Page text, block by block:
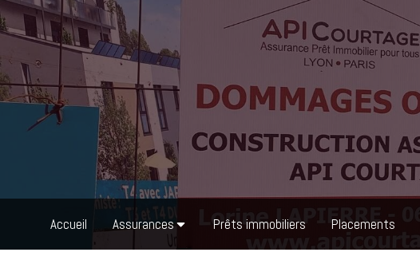
Accueil Assurances Prêts immobiliers Placements